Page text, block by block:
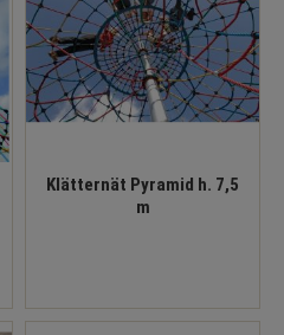
Klätternät Pyramid h. 7,5
m